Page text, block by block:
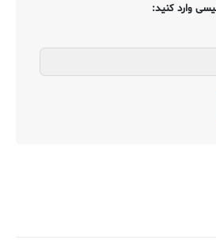
وارد کنید: